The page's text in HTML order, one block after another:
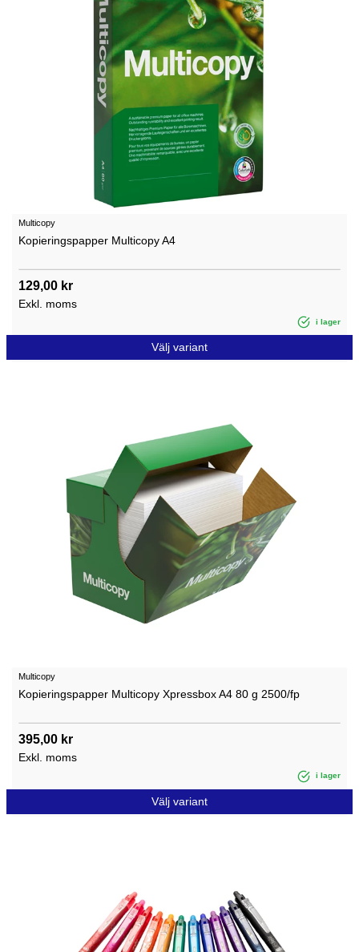
Multicopy
Kopieringspapper Multicopy A4
129,00 kr
Exkl. moms
i lager
Välj variant
Multicopy
Kopieringspapper Multicopy Xpressbox A4 80 g 2500/fp
395,00 kr
Exkl. moms
i lager
Välj variant